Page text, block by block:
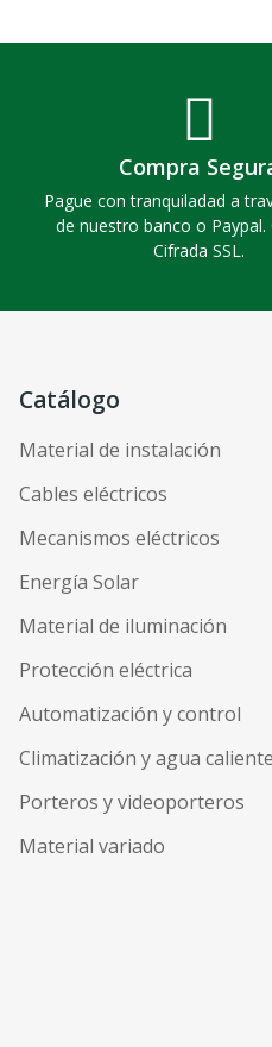
Compra
Pague con tranquiladad a
de nuestro banco o Paypal.
Cifrada SSL.
Catálogo
Material de instalación
Cables eléctricos
Mecanismos eléctricos
Energía Solar
Material de iluminación
Protección eléctrica
Automatización y control
Climatización y agua caliente
Porteros y videoporteros
Material variado